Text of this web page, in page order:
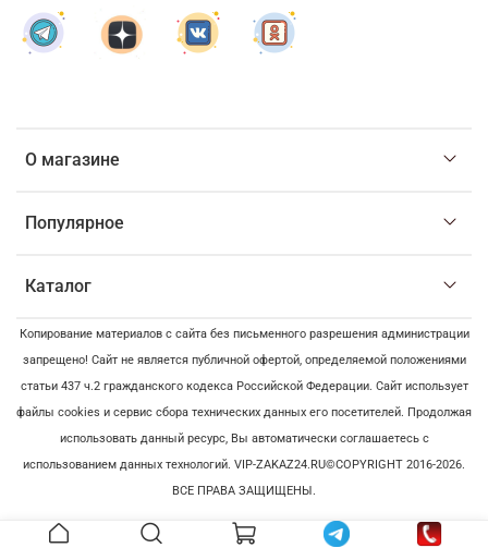
О магазине
Популярное
Каталог
Копирование материалов с сайта без письменного разрешения администрации
запрещено! Сайт не является публичной офертой, определяемой положениями
статьи 437 ч.2 гражданского кодекса Российской Федерации. Сайт использует
файлы cookies и сервис сбора технических данных его посетителей. Продолжая
использовать данный ресурс, Вы автоматически соглашаетесь с
использованием данных технологий. VIP-ZAKAZ24.RU©COPYRIGHT 2016-2026.
ВСЕ ПРАВА ЗАЩИЩЕНЫ.